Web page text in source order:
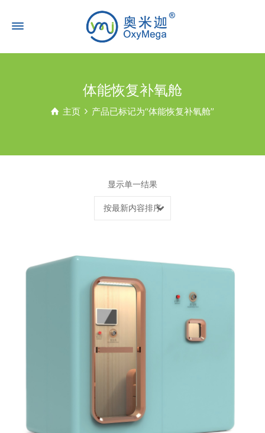
体能恢复补氧舱
主页 产品已标记为“体能恢复补氧舱”
显示单一结果
按最新内容排序